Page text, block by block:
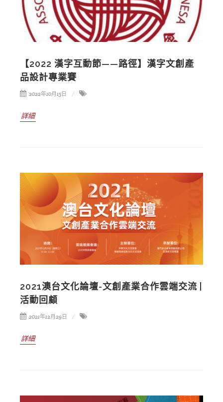
【2022 漢字互動節——路徑】漢字文創產
品設計專業賽
2022年10月15日
詳細
2021澳台文化論壇-文創產業合作雲端交流 |
活動回顧
2021年12月29日
詳細